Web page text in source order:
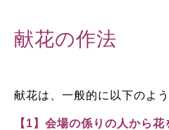
献花の作法
献花は、一般的に以下のよ
【1】会場の係りの人から